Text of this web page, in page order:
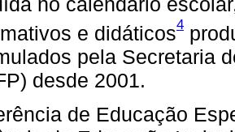
e didáticos4
pela Secretaria
desde 2001.
de Educação